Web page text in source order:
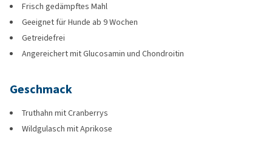
Frisch gedämpftes Mahl
Geeignet für Hunde ab 9 Wochen
Getreidefrei
Angereichert mit Glucosamin und Chondroitin
Geschmack
Truthahn mit Cranberrys
Wildgulasch mit Aprikose